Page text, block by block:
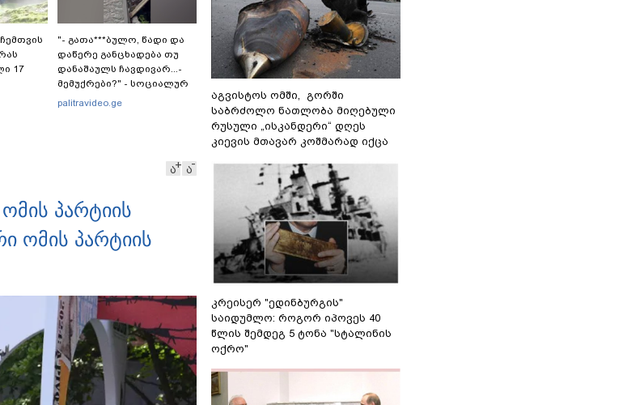
17
"- გათა***ბულო, წადი და
დაწერე განცხადება თუ
დანაშაულს ჩავდივარ...-
მემუქრები?" - სოციალურ
ქსელში სკანდალური
palitravideo.ge
ა ა
პარტიის
ომის პარტიის
აგვისტოს ომში, გორში
საბრძოლო ნათლობა მიღებული
რუსული „ისკანდერი“ დღეს
კიევის მთავარ კოშმარად იქცა
კრეისერ "ედინბურგის"
საიდუმლო: როგორ იპოვეს 40
წლის შემდეგ 5 ტონა "სტალინის
ოქრო"